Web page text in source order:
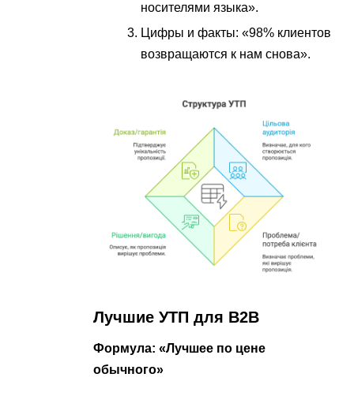
носителями языка».
Цифры и факты: «98% клиентов
возвращаются к нам снова».
Лучшие УТП для B2B
Формула: «Лучшее по цене
обычного»